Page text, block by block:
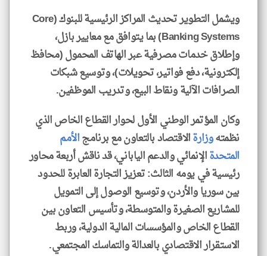
ويشمل التطوير تحديث المراكز الرئيسية للبنوك (Core
Banking Systems) بما يتوافق مع معايير بازل،
وإطلاق خدمات مصرفية عبر الهاتف المحمول (محافظ
إلكترونية، دفع فواتير، تحويلات)، وتوسيع شبكات
الصرافات الآلية ونقاط البيع، وتدريب الموظفين.
وكان المؤتمر الوطني الأول لحوار القطاع الخاص الذي
نظمتهوزارةالاقتصاد بالتعاون مع برنامجالأمم
المتحدةالإنمائي والدعم الياباني، قد ناقش أربعة محاور
رئيسية في يومه الثالث: تعزيز التجارة العابرة للحدود
بين سوريا والأردن، وتوسيع الوصول إلى التمويل
للمشاريع الصغيرة والمتوسطة، وتأسيس التعاون بين
القطاع الخاص والمؤسسات المالية الدولية، وربط
الاستقرار الاقتصادي بالعدالة والتماسك المجتمعي.